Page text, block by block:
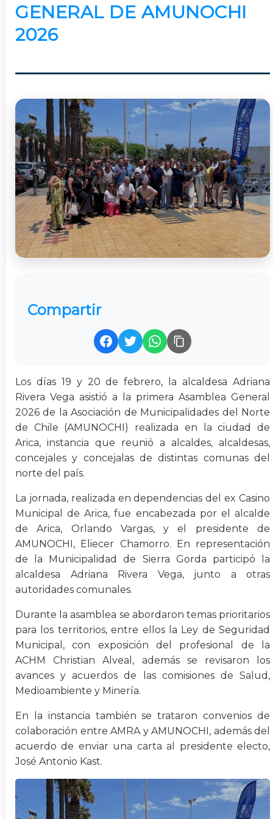
GENERAL DE AMUNOCHI
2026
Los días 19 y 20 de febrero, la alcaldesa Adriana
Rivera Vega asistió a la primera Asamblea General
2026 de la Asociación de Municipalidades del Norte
de Chile (AMUNOCHI) realizada en la ciudad de
Arica, instancia que reunió a alcaldes, alcaldesas,
concejales y concejalas de distintas comunas del
norte del país.
La jornada, realizada en dependencias del ex Casino
Municipal de Arica, fue encabezada por el alcalde
de Arica, Orlando Vargas, y el presidente de
AMUNOCHI, Eliecer Chamorro. En representación
de la Municipalidad de Sierra Gorda participó la
alcaldesa Adriana Rivera Vega, junto a otras
autoridades comunales.
Durante la asamblea se abordaron temas prioritarios
para los territorios, entre ellos la Ley de Seguridad
Municipal, con exposición del profesional de la
ACHM Christian Alveal, además se revisaron los
avances y acuerdos de las comisiones de Salud,
Medioambiente y Minería.
En la instancia también se trataron convenios de
colaboración entre AMRA y AMUNOCHI, además del
acuerdo de enviar una carta al presidente electo,
José Antonio Kast.
Compartir